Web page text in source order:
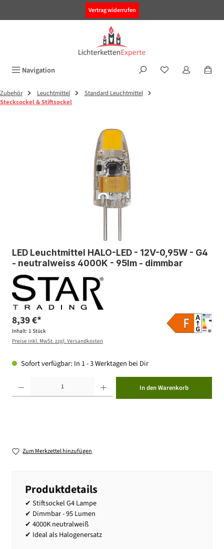
Vertrag widerrufen
Navigation
Zubehör Leuchtmittel
Standard Leuchtmittel
Stecksockel & Stiftsockel
LED Leuchtmittel HALO-LED - 12V-0,95W - G4
- neutralweiss 4000K - 95lm - dimmbar
8,39 €*
Inhalt: 1 Stück
Preise inkl. MwSt. zzgl. Versandkosten
Sofort verfügbar: In 1 - 3 Werktagen bei Dir
In den Warenkorb
Zum Merkzettel hinzufügen
Produktdetails
✔ Stiftsockel G4 Lampe
✔ Dimmbar - 95 Lumen
✔ 4000K neutralweiß
✔ Ideal als Halogenersatz